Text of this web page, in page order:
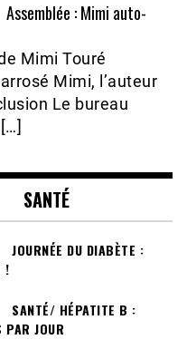
Assemblée : Mimi auto-
Mimi Touré
arrosé Mimi, l’auteur
Le bureau
SANTÉ
JOURNÉE DU DIABÈTE :
!
SANTÉ/ HÉPATITE B :
JOUR